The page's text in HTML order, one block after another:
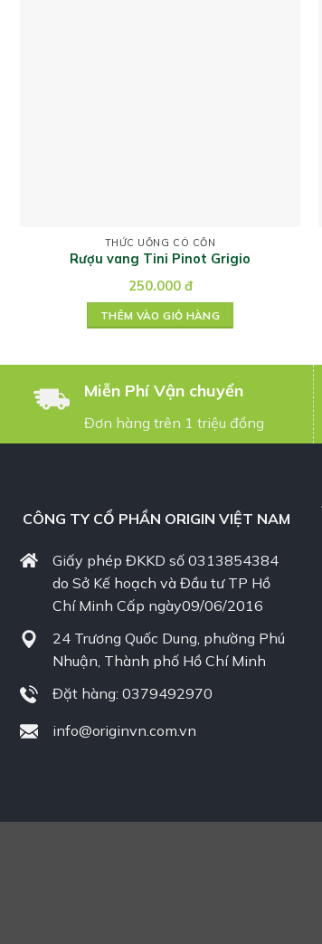
THỨC UỐNG CÓ CỒN
Rượu vang Tini Pinot Grigio
250.000 đ
THÊM VÀO GIỎ HÀNG
Miễn Phí Vận chuyển
Đơn hàng trên 1 triệu đồng
CÔNG TY CỔ PHẦN ORIGIN VIỆT NAM
Giấy phép ĐKKD số 0313854384
do Sở Kế hoạch và Đầu tư TP Hồ
Chí Minh Cấp ngày09/06/2016
24 Trương Quốc Dung, phường Phú
Nhuận, Thành phố Hồ Chí Minh
Đặt hàng: 0379492970
info@originvn.com.vn